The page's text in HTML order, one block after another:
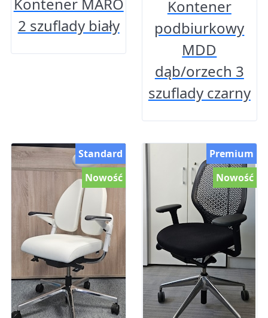
2 szuflady biały
Kontener
podbiurkowy
MDD
dąb/orzech 3
szuflady czarny
Nowość
Standard
Nowość
Premium